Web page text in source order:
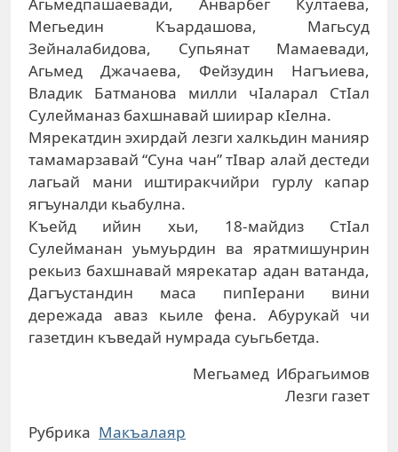
Агьмедпашаевади, Анварбег Култаева,
Мегьедин Къардашова, Магьсуд
Зейналабидова, Супьянат Мамаевади,
Агьмед Джачаева, Фейзудин Нагъиева,
Владик Батманова милли чIаларал СтIал
Сулейманаз бахшнавай шиирар кIелна.
Мярекатдин эхирдай лезги халкьдин манияр
тамамарзавай “Суна чан” тIвар алай дестеди
лагьай мани иштиракчийри гурлу капар
ягъуналди кьабулна.
Къейд ийин хьи, 18-майдиз СтIал
Сулейманан уьмуьрдин ва яратмишунрин
рекьиз бахшнавай мярекатар адан ватанда,
Дагъустандин маса пипIерани вини
дережада аваз кьиле фена. Абурукай чи
газетдин къведай нумрада суьгьбетда.
Мегьамед Ибрагьимов
Лезги газет
Рубрика Макъалаяр